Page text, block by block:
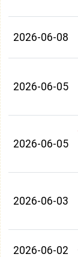
2026-06-08
2026-06-05
2026-06-05
2026-06-03
2026-06-02